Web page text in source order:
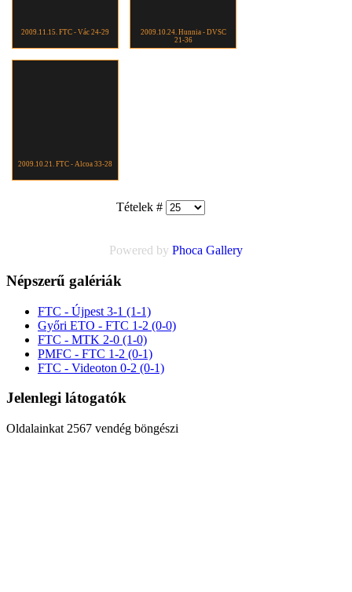
2009.11.15. FTC - Vác 24-29
2009.10.24. Hunnia - DVSC
21-36
2009.10.21. FTC - Alcoa 33-28
Tételek #
Powered by Phoca Gallery
Népszerű galériák
FTC - Újpest 3-1 (1-1)
Győri ETO - FTC 1-2 (0-0)
FTC - MTK 2-0 (1-0)
PMFC - FTC 1-2 (0-1)
FTC - Videoton 0-2 (0-1)
Jelenlegi látogatók
Oldalainkat 2567 vendég böngészi